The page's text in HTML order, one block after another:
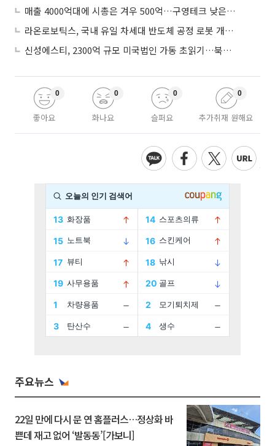
매출 4000억대에 시총은 겨우 500억…구영테크 낮은 몸값에 저가 승계 마무리
라온로보틱스, 국내 유일 차세대 반도체 공정 로봇 개발 ‘고객사 테스트 진행’
신성에스티, 2300억 규모 미국법인 가동 초읽기…북미 ESS 공략 본격화
좋아요
0
화나요
0
슬퍼요
0
추가취재 원해요
0
주요뉴스
22일 만에 다시 문 연 홈플러스…정상화 바
쁜데 재고 없어 ‘발동동’[가보니]